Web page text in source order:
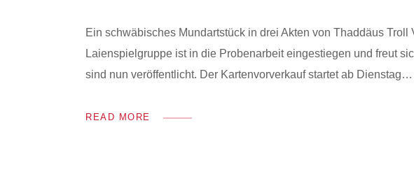
Ein schwäbisches Mundartstück in drei Akten von Thaddäus
Laienspielgruppe ist in die Probenarbeit eingestiegen und freut
sind nun veröffentlicht. Der Kartenvorverkauf startet ab Dienstag…
READ MORE